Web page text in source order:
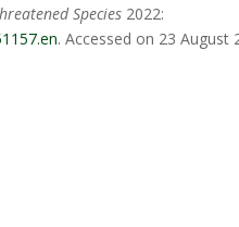
Species 2022:
. Accessed on 23 August